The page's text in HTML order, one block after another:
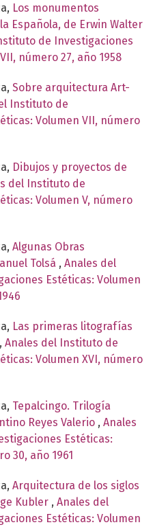
Los monumentos
Española, de Erwin Walter
de Investigaciones
número 27, año 1958
Sobre arquitectura Art-
Instituto de
Volumen VII, número
Dibujos y proyectos de
del Instituto de
Volumen V, número
Algunas Obras
Tolsá , Anales del
Estéticas: Volumen
Las primeras litografías
, Anales del Instituto de
Volumen XVI, número
Tepalcingo. Trilogía
Reyes Valerio , Anales
Estéticas:
30, año 1961
Arquitectura de los siglos
Kubler , Anales del
Estéticas: Volumen